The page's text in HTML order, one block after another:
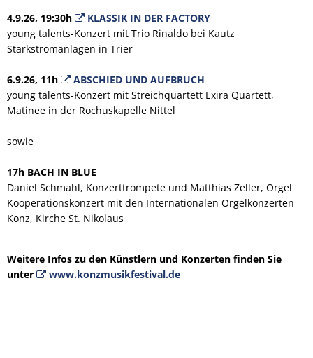
4.9.26, 19:30h
KLASSIK IN DER FACTORY
young talents-Konzert mit Trio Rinaldo bei Kautz
Starkstromanlagen in Trier
6.9.26, 11h
ABSCHIED UND AUFBRUCH
young talents-Konzert mit Streichquartett Exira Quartett,
Matinee in der Rochuskapelle Nittel
sowie
17h BACH IN BLUE
Daniel Schmahl, Konzerttrompete und Matthias Zeller, Orgel
Kooperationskonzert mit den Internationalen Orgelkonzerten
Konz, Kirche St. Nikolaus
Weitere Infos zu den Künstlern und Konzerten finden Sie
unter
www.konzmusikfestival.de